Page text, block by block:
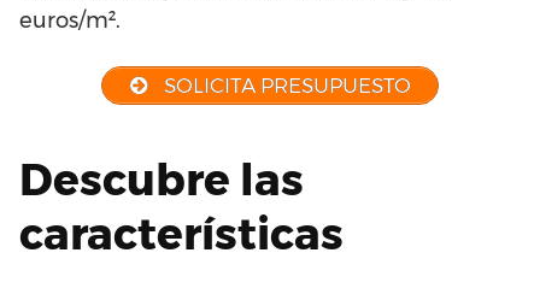
euros/m².
SOLICITA PRESUPUESTO
Descubre las
características